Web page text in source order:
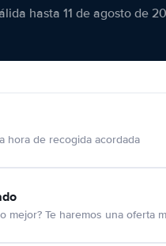
hasta 11 de agosto de
hora de recogida acordada
mejor? Te haremos una oferta